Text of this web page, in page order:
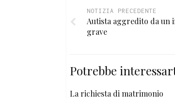
NOTIZIA PRECEDENTE
Autista aggredito da un
grave
Potrebbe
La richiesta di matrimonio